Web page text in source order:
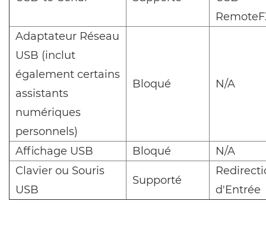
Adaptateur Réseau
USB (inclut
également certains
assistants
numériques
personnels)
Bloqué N/A
Affichage USB Bloqué
N/A
Clavier ou Souris
USB
Supporté
d'Entrée